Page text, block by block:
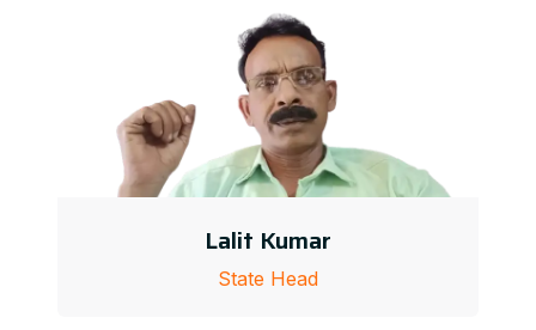
Lalit Kumar
State Head